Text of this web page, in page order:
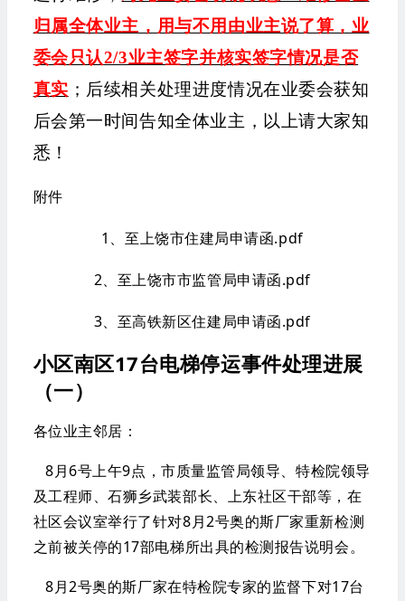
归属全体业主，用与不用由业主说了算，业
委会只认2/3业主签字并核实签字情况是否
真实 ；后续相关处理进度情况在业委会获知
后会第一时间告知全体业主，以上请大家知
悉！
附件
1、 至上饶市住建局申请函.pdf
2、 至上饶市市监管局申请函.pdf
3、 至高铁新区住建局申请函.pdf
小区南区17台电梯停运事件处理进展
（一）
各位业主邻居：
8月6号上午9点，市质量监管局领导、特检院领导
及工程师、石狮乡武装部长、上东社区干部等，在
社区会议室举行了针对8月2号奥的斯厂家重新检测
之前被关停的17部电梯所出具的检测报告说明会。
8月2号奥的斯厂家在特检院专家的监督下对17台